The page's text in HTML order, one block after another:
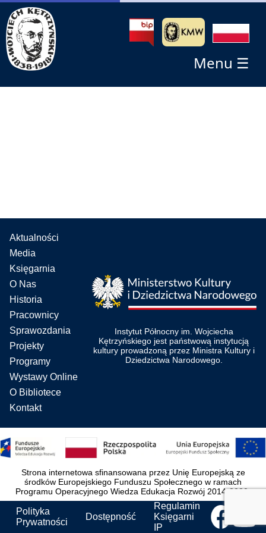
Menu ☰
Aktualności
Media
Księgarnia
O Nas
Historia
Pracownicy
Sprawozdania
Projekty
Programy
Wystawy Online
O Bibliotece
Kontakt
Instytut Północny im. Wojciecha
Kętrzyńskiego jest państwową instytucją
kultury prowadzoną przez Ministra Kultury i
Dziedzictwa Narodowego.
Strona internetowa sfinansowana przez Unię Europejską ze
środków Europejskiego Funduszu Społecznego w ramach
Programu Operacyjnego Wiedza Edukacja Rozwój 2014-2020.
Polityka
Prywatności
Dostępność
Regulamin
Księgarni
IP